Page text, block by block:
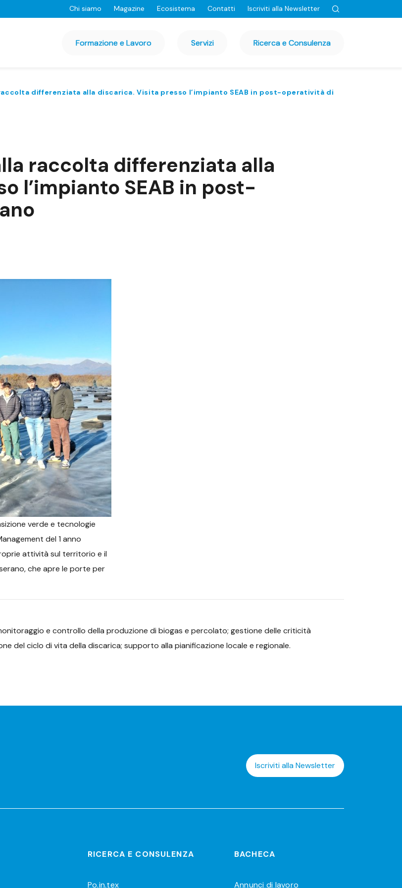
Chi siamo Magazine Ecosistema Contatti Iscriviti alla Newsletter
Formazione e Lavoro Servizi Ricerca e Consulenza
differenziata alla discarica. Visita presso l’impianto SEAB in post-operatività di
raccolta differenziata alla
l’impianto SEAB in post-
verde e tecnologie
del 1 anno
attività sul territorio e il
che apre le porte per
e controllo della produzione di biogas e percolato; gestione delle criticità
del ciclo di vita della discarica; supporto alla pianificazione locale e regionale.
Iscriviti alla Newsletter
RICERCA E CONSULENZA
Po.in.tex
BACHECA
Annunci di lavoro